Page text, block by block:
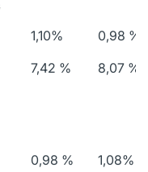
1,10%
7,42 %
0,98 %
8,07 %
0,98 %
1,08%